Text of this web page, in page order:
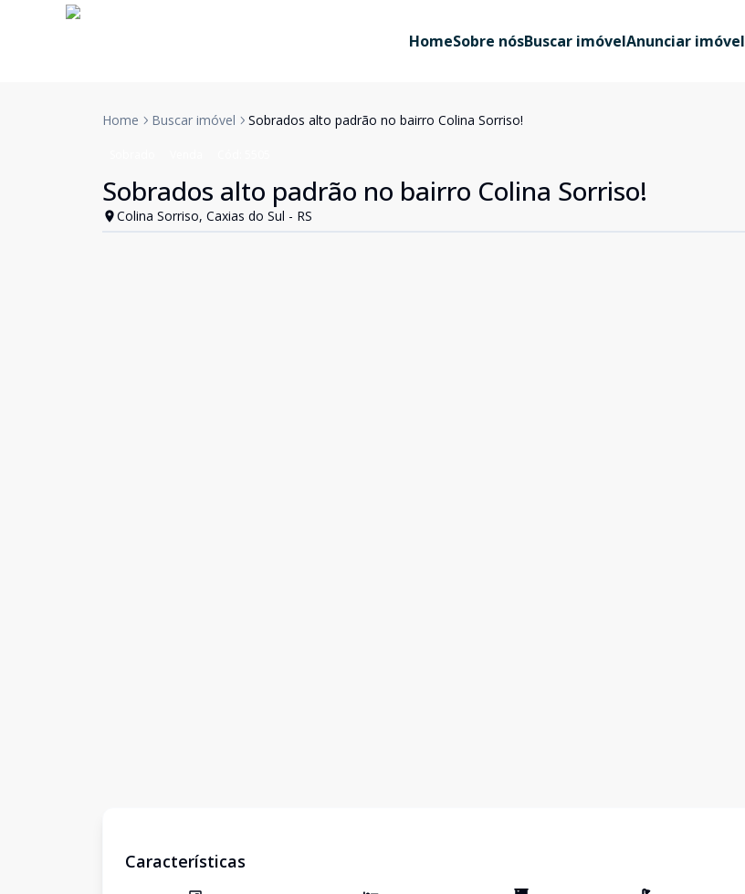
HomeSobre nósBuscar imóvelAnunciar imóvel
Home Buscar imóvel Sobrados alto padrão no bairro Colina Sorriso!
Sobrados alto padrão no bairro Colina Sorriso!
Colina Sorriso, Caxias do Sul - RS
Características